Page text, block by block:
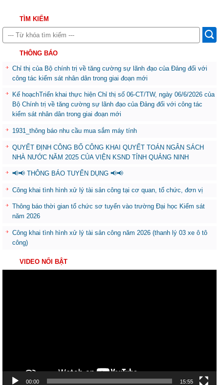
TÌM KIẾM
THÔNG BÁO
Chỉ thị của Bộ chính trị về tăng cường sự lãnh đạo của Đảng đối với
công tác kiểm sát nhân dân trong giai đoạn mới
Kế hoạchTriển khai thực hiện Chỉ thị số 06-CT/TW, ngày 06/6/2026 của
Bộ Chính trị về tăng cường sự lãnh đạo của Đảng đối với công tác
kiểm sát nhân dân trong giai đoạn mới
1931_thông báo nhu cầu mua sắm máy tính
QUYẾT ĐỊNH CÔNG BỐ CÔNG KHAI QUYẾT TOÁN NGÂN SÁCH
NHÀ NƯỚC NĂM 2025 CỦA VIỆN KSND TỈNH QUẢNG NINH
📢📢 THÔNG BÁO TUYỂN DỤNG 📢📢
Công khai tình hình xử lý tài sản công tại cơ quan, tổ chức, đơn vị
Thông báo thời gian tổ chức sơ tuyển vào trường Đại học Kiểm sát
năm 2026
Công khai tình hình xử lý tài sản công năm 2026 (thanh lý 03 xe ô tô
công)
VIDEO NỔI BẬT
00:00 15:55